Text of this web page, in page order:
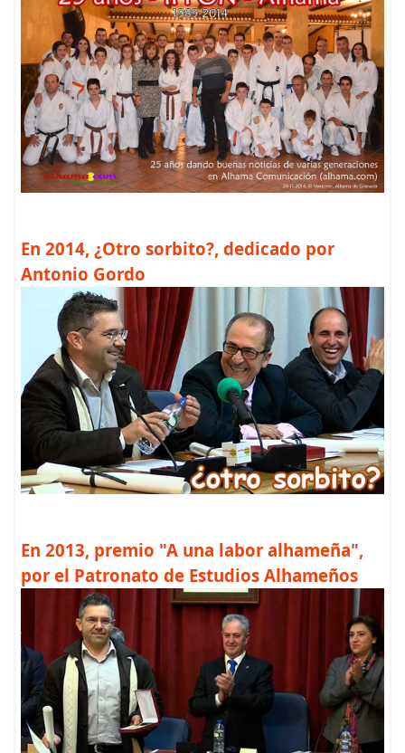
En 2014, ¿Otro sorbito?, dedicado por
Antonio Gordo
En 2013, premio "A una labor alhameña",
por el Patronato de Estudios Alhameños